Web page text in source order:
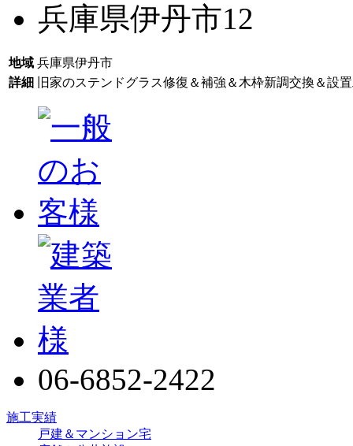
地域 兵庫県伊丹市
詳細
旧家のステンドグラス修復＆補強＆木枠新調交換＆設
06-6852-2422
施工実績
戸建＆マンション宅